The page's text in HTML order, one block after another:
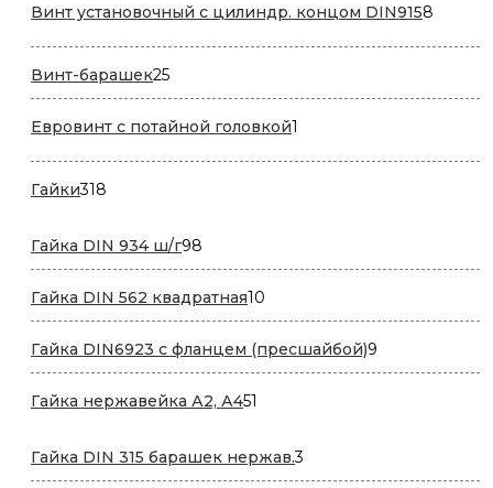
Винт установочный с цилиндр. концом DIN9158
Винт-барашек2525
товаров
Евровинт с потайной головкой1
Гайки318
Гайка DIN 934 ш/г98
товаров
Гайка DIN 562 квадратная10
товаров
Гайка DIN6923 с фланцем (пресшайбой)9
товаров
Гайка нержавейка А2, А451
Гайка DIN 315 барашек нержав.3
товара